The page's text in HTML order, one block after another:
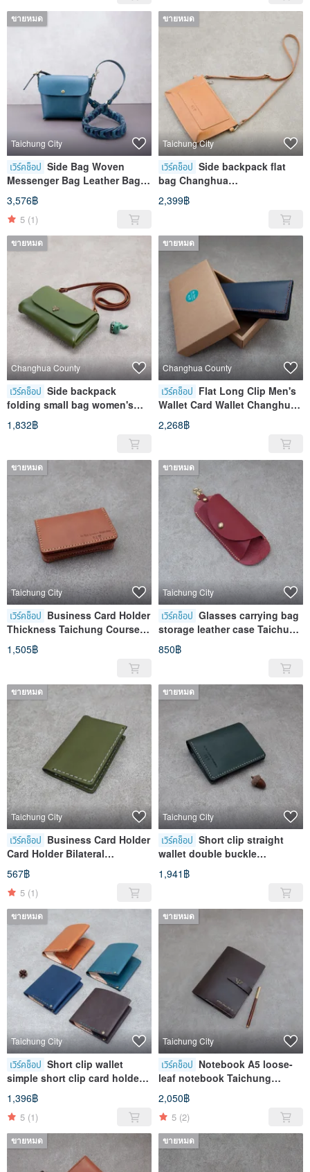
ขายหมด
Taichung City
เวิร์คช็อป Side Bag Woven
Messenger Bag Leather Bag
Changhua Zhongxingzhuang
Store
3,576฿
5 (1)
ขายหมด
Taichung City
เวิร์คช็อป Side backpack flat
bag Changhua
Zhongxingzhuang store
2,399฿
ขายหมด
Changhua County
เวิร์คช็อป Side backpack
folding small bag women's
leather bag Changhua
Zhongxingzhuang store
1,832฿
ขายหมด
Changhua County
เวิร์คช็อป Flat Long Clip Men's
Wallet Card Wallet Changhua
Zhongxingzhuang Store
2,268฿
ขายหมด
Taichung City
เวิร์คช็อป Business Card Holder
Thickness Taichung Course
Opera House Store
1,505฿
ขายหมด
Taichung City
เวิร์คช็อป Glasses carrying bag
storage leather case Taichung
Course Opera House Store
850฿
ขายหมด
Taichung City
เวิร์คช็อป Business Card Holder
Card Holder Bilateral
Graduation Gift Taichung
Opera House Store
567฿
5 (1)
ขายหมด
Taichung City
เวิร์คช็อป Short clip straight
wallet double buckle
Taichung Course Opera
House Store
1,941฿
ขายหมด
Taichung City
เวิร์คช็อป Short clip wallet
simple short clip card holder
Taichung Course Opera
House Store
1,396฿
5 (1)
ขายหมด
Taichung City
เวิร์คช็อป Notebook A5 loose-
leaf notebook Taichung
Course Opera House Store
2,050฿
5 (2)
ขายหมด ขายหมด